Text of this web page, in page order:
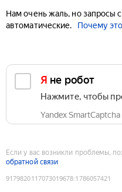
Нам очень жаль, но запросы
автоматические.
Почему
Я не робот
Нажмите, чтобы
Yandex SmartCaptcha
Если у вас возникли проблемы,
обратной связи
9179820117073019678:1786057421